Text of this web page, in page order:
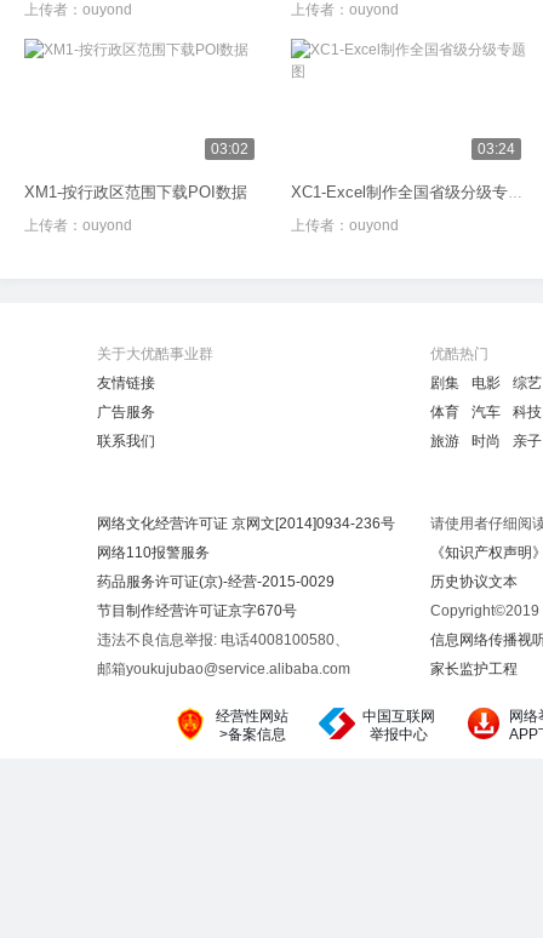
上传者： ouyond 上传者： ouyond
03:02
XM1-按行政区范围下载POI数据
上传者： ouyond
03:24
XC1-Excel制作全国省级分级专题图
上传者： ouyond
关于大优酷事业群
友情链接
广告服务
联系我们
优酷热门
剧集
电影
综艺
体育
汽车
科技
旅游
时尚 亲子
网络文化经营许可证 京网文[2014]0934-236号
网络110报警服务
药品服务许可证(京)-经营-2015-0029
节目制作经营许可证京字670号
违法不良信息举报: 电话4008100580、
邮箱youkujubao@service.alibaba.com
请使用者仔细阅
《知识产权声明
历史协议文本
Copyright©2019
信息网络传播视
家长监护工程
经营性网站
>备案信息
中国互联网
举报中心
网络
APP